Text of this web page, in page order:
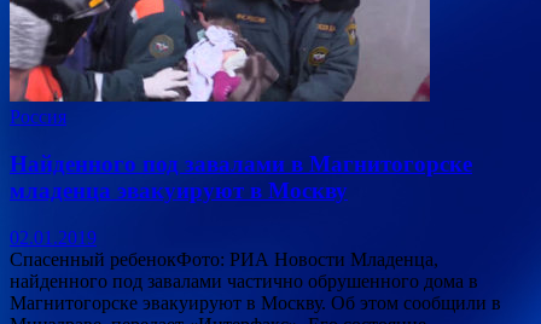
Россия
Найденного под завалами в Магнитогорске
младенца эвакуируют в Москву
02.01.2019
Спасенный ребенокФото: РИА Новости Младенца,
найденного под завалами частично обрушенного дома в
Магнитогорске эвакуируют в Москву. Об этом сообщили в